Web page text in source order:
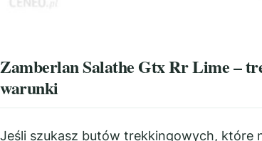
Zamberlan Salathe Gtx Rr Lime –
warunki
Jeśli szukasz butów trekkingowych, które